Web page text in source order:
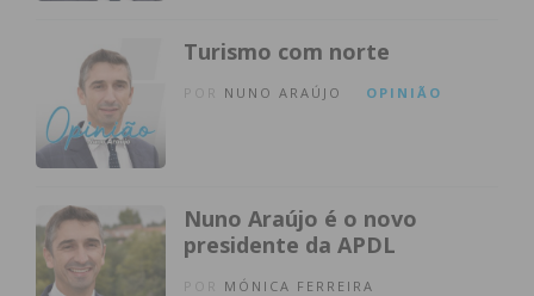
Turismo com norte
NUNO ARAÚJO OPINIÃO
Nuno Araújo é o novo
presidente da APDL
MÓNICA FERREIRA